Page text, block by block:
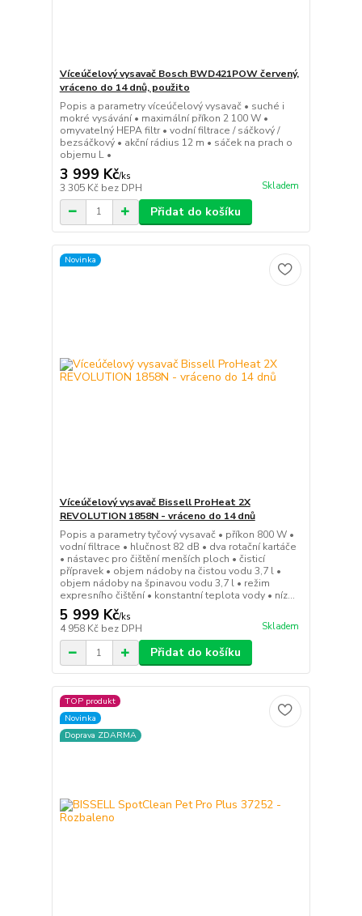
Víceúčelový vysavač Bosch BWD421POW červený,
vráceno do 14 dnů, použito
Popis a parametry víceúčelový vysavač • suché i
mokré vysávání • maximální příkon 2 100 W •
omyvatelný HEPA filtr • vodní filtrace / sáčkový /
bezsáčkový • akční rádius 12 m • sáček na prach o
objemu L •
3 999 Kč/ks
3 305 Kč bez DPH Skladem
Přidat do košíku
Novinka
Víceúčelový vysavač Bissell ProHeat 2X
REVOLUTION 1858N - vráceno do 14 dnů
Popis a parametry tyčový vysavač • příkon 800 W •
vodní filtrace • hlučnost 82 dB • dva rotační kartáče
• nástavec pro čištění menších ploch • čisticí
přípravek • objem nádoby na čistou vodu 3,7 l •
objem nádoby na špinavou vodu 3,7 l • režim
expresního čištění • konstantní teplota vody • níz...
5 999 Kč/ks
4 958 Kč bez DPH Skladem
Přidat do košíku
TOP produkt
Novinka
Doprava ZDARMA